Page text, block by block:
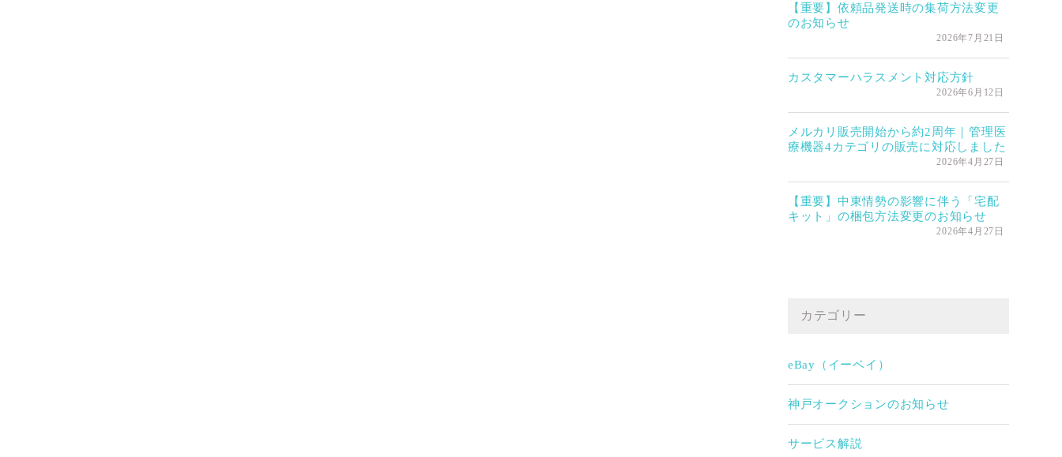
【重要】依頼品発送時の集荷方法変更
のお知らせ
2026年7月21日
カスタマーハラスメント対応方針
2026年6月12日
メルカリ販売開始から約2周年｜管理医
療機器4カテゴリの販売に対応しました
2026年4月27日
【重要】中東情勢の影響に伴う「宅配
キット」の梱包方法変更のお知らせ
2026年4月27日
カテゴリー
eBay（イーベイ）
神戸オークションのお知らせ
サービス解説